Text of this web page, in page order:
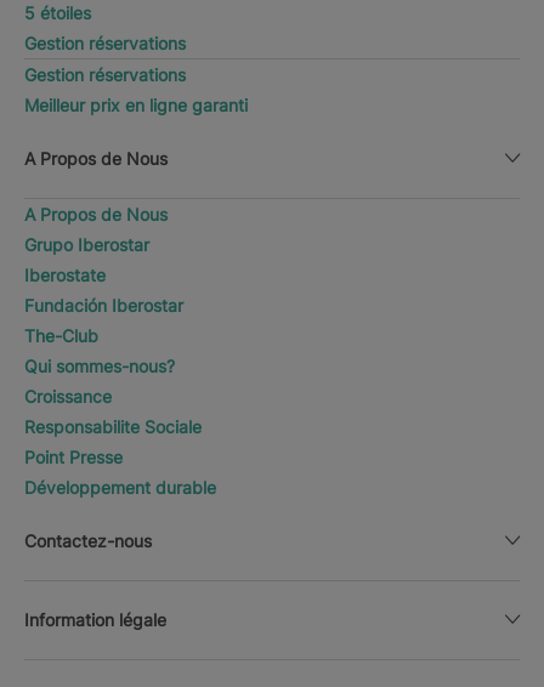
5 étoiles
Gestion réservations
Gestion réservations
Meilleur prix en ligne garanti
A Propos de Nous
A Propos de Nous
Grupo Iberostar
Iberostate
Fundación Iberostar
The-Club
Qui sommes-nous?
Croissance
Responsabilite Sociale
Point Presse
Développement durable
Contactez-nous
Information légale